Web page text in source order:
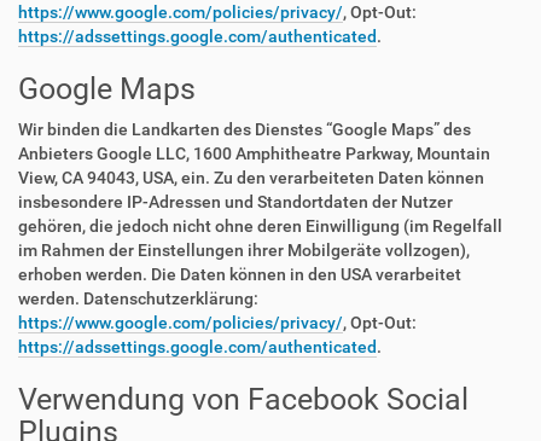
https://www.google.com/policies/privacy/, Opt-Out:
https://adssettings.google.com/authenticated.
Google Maps
Wir binden die Landkarten des Dienstes “Google Maps” des
Anbieters Google LLC, 1600 Amphitheatre Parkway, Mountain
View, CA 94043, USA, ein. Zu den verarbeiteten Daten können
insbesondere IP-Adressen und Standortdaten der Nutzer
gehören, die jedoch nicht ohne deren Einwilligung (im Regelfall
im Rahmen der Einstellungen ihrer Mobilgeräte vollzogen),
erhoben werden. Die Daten können in den USA verarbeitet
werden. Datenschutzerklärung:
https://www.google.com/policies/privacy/, Opt-Out:
https://adssettings.google.com/authenticated.
Verwendung von Facebook Social
Plugins